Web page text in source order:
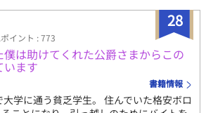
28
イント : 773
は助けてくれた公爵さまからこの
います
書籍情報
学に通う貧乏学生。 住んでいた格安ボロ